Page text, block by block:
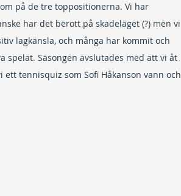
på de tre toppositionerna. Vi har
har det berott på skadeläget (?) men vi
lagkänsla, och många har kommit och
spelat. Säsongen avslutades med att vi åt
tennisquiz som Sofi Håkanson vann och